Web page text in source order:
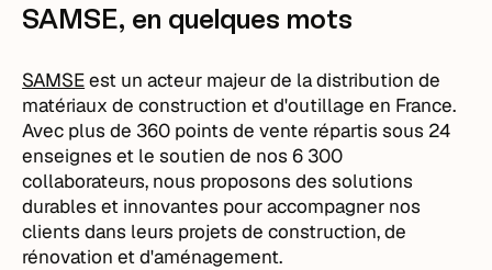
SAMSE, en quelques mots
SAMSEest un acteur majeur de la distribution de
matériaux de construction et d'outillage en France.
Avec plus de 360 points de vente répartis sous 24
enseignes et le soutien de nos 6 300
collaborateurs, nous proposons des solutions
durables et innovantes pour accompagner nos
clients dans leurs projets de construction, de
rénovation et d'aménagement.